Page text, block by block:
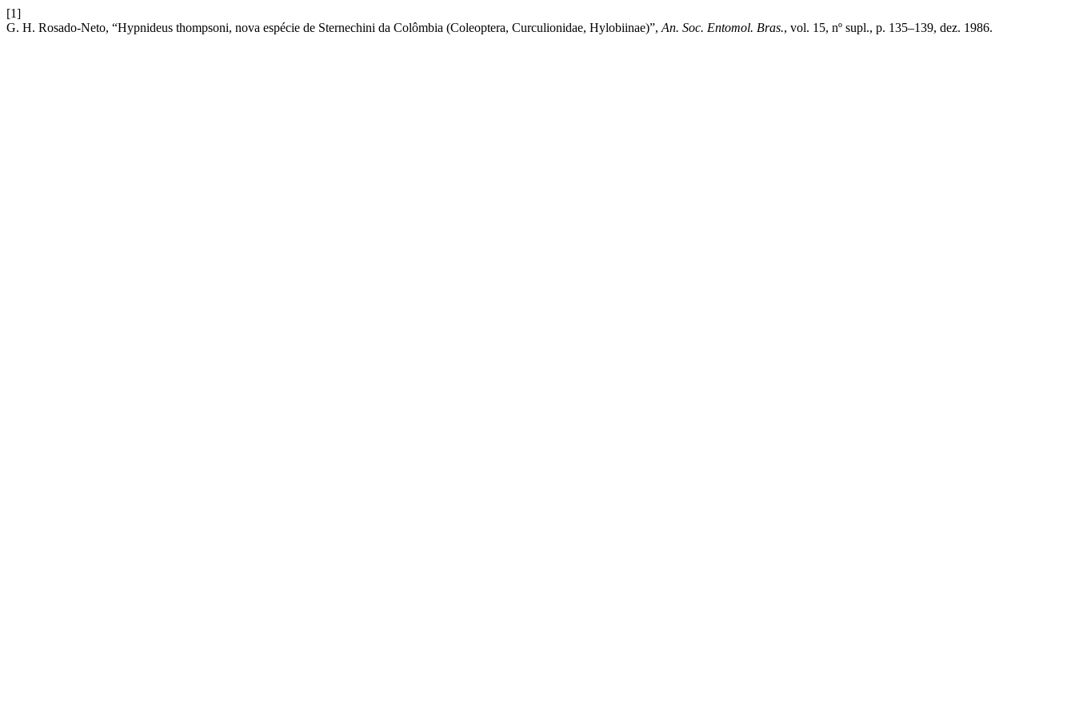
[1]
G. H. Rosado-Neto, “Hypnideus thompsoni, nova espécie de Sternechini da Colômbia (Coleoptera, Curculionidae, Hylobiinae)”, An. Soc. Entomol. Bras., vol. 15, nº supl., p. 135–139, dez. 1986.